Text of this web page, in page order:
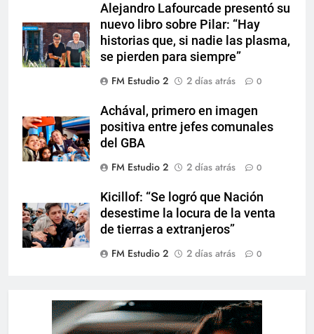
Alejandro Lafourcade presentó su
nuevo libro sobre Pilar: “Hay
historias que, si nadie las plasma,
se pierden para siempre”
FM Estudio 2
2 días atrás 0
Achával, primero en imagen
positiva entre jefes comunales
del GBA
FM Estudio 2
2 días atrás 0
Kicillof: “Se logró que Nación
desestime la locura de la venta
de tierras a extranjeros”
FM Estudio 2
2 días atrás 0